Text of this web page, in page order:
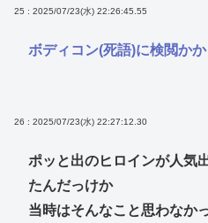
25 : 2025/07/23(水) 22:26:45.55
ボディコン(死語)に検閲かか
26 : 2025/07/23(水) 22:27:12.30
ポッと出のヒロインが人気
たんだっけか
当時はそんなこと思わなか